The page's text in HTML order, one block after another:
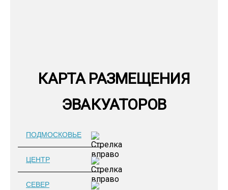
КАРТА РАЗМЕЩЕНИЯ
ЭВАКУАТОРОВ
ПОДМОСКОВЬЕ
ЦЕНТР
СЕВЕР